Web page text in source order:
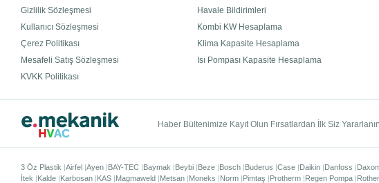
Gizlilik Sözleşmesi
Kullanıcı Sözleşmesi
Çerez Politikası
Mesafeli Satış Sözleşmesi
KVKK Politikası
Havale Bildirimleri
Kombi KW Hesaplama
Klima Kapasite Hesaplama
Isı Pompası Kapasite Hesaplama
Haber Bültenimize Kayıt Olun Fırsatlardan İlk Siz
3 Öz Plastik Airfel Ayen BAY-TEC Baymak Beybi Beze Bosch Buderus Case Daikin Danfoss
İtek
Kalde Karbosan KAS Magmaweld Metsan Moneks Norm Pimtaş Protherm Regen Pompa